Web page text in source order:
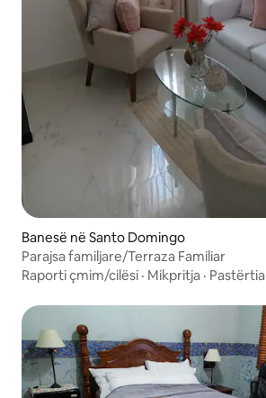
Banesë në Santo Domingo
Parajsa familjare/Terraza Familiar
Raporti çmim/cilësi · Mikpritja · Pastërtia